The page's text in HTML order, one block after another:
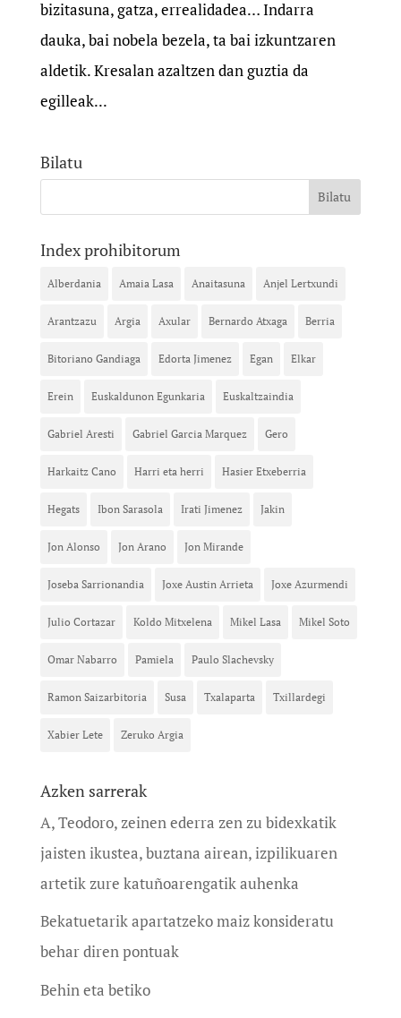
bizitasuna, gatza, errealidadea… Indarra
dauka, bai nobela bezela, ta bai izkuntzaren
aldetik. Kresalan azaltzen dan guztia da
egilleak...
Bilatu
Index prohibitorum
Alberdania Amaia Lasa Anaitasuna Anjel Lertxundi
Arantzazu Argia Axular Bernardo Atxaga Berria
Bitoriano Gandiaga Edorta Jimenez Egan Elkar
Erein Euskaldunon Egunkaria Euskaltzaindia
Gabriel Aresti Gabriel Garcia Marquez Gero
Harkaitz Cano Harri eta herri Hasier Etxeberria
Hegats Ibon Sarasola Irati Jimenez Jakin
Jon Alonso Jon Arano Jon Mirande
Joseba Sarrionandia Joxe Austin Arrieta Joxe Azurmendi
Julio Cortazar Koldo Mitxelena Mikel Lasa Mikel Soto
Omar Nabarro Pamiela Paulo Slachevsky
Ramon Saizarbitoria Susa Txalaparta Txillardegi
Xabier Lete Zeruko Argia
Azken sarrerak
A, Teodoro, zeinen ederra zen zu bidexkatik
jaisten ikustea, buztana airean, izpilikuaren
artetik zure katuñoarengatik auhenka
Bekatuetarik apartatzeko maiz konsideratu
behar diren pontuak
Behin eta betiko